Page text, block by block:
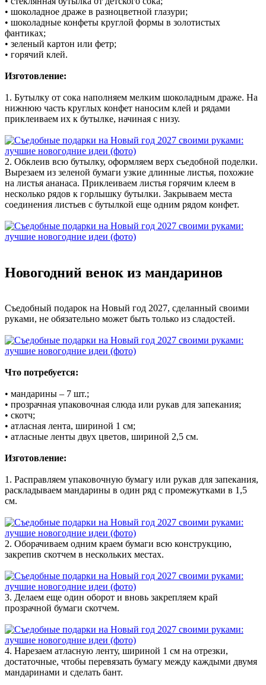
• шоколадное драже в разноцветной глазури;
• шоколадные конфеты круглой формы в золотистых
фантиках;
• зеленый картон или фетр;
• горячий клей.
Изготовление:
1. Бутылку от сока наполняем мелким шоколадным драже. На
нижнюю часть круглых конфет наносим клей и рядами
приклеиваем их к бутылке, начиная с низу.
2. Обклеив всю бутылку, оформляем верх съедобной поделки.
Вырезаем из зеленой бумаги узкие длинные листья, похожие
на листья ананаса. Приклеиваем листья горячим клеем в
несколько рядов к горлышку бутылки. Закрываем места
соединения листьев с бутылкой еще одним рядом конфет.
Новогодний венок из мандаринов
Съедобный подарок на Новый год 2027, сделанный своими
руками, не обязательно может быть только из сладостей.
Что потребуется:
• мандарины – 7 шт.;
• прозрачная упаковочная слюда или рукав для запекания;
• скотч;
• атласная лента, шириной 1 см;
• атласные ленты двух цветов, шириной 2,5 см.
Изготовление:
1. Расправляем упаковочную бумагу или рукав для запекания,
раскладываем мандарины в один ряд с промежутками в 1,5
см.
2. Оборачиваем одним краем бумаги всю конструкцию,
закрепив скотчем в нескольких местах.
3. Делаем еще один оборот и вновь закрепляем край
прозрачной бумаги скотчем.
4. Нарезаем атласную ленту, шириной 1 см на отрезки,
достаточные, чтобы перевязать бумагу между каждыми двумя
мандаринами и сделать бант.